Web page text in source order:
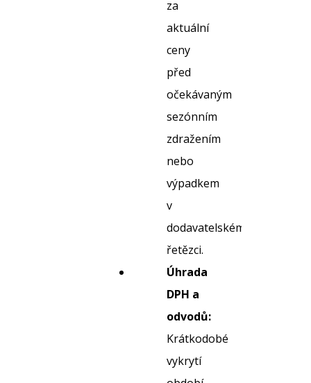
za
aktuální
ceny
před
očekávaným
sezónním
zdražením
nebo
výpadkem
v
dodavatelském
řetězci.
Úhrada
DPH a
odvodů:
Krátkodobé
vykrytí